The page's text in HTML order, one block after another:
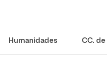
Humanidades CC. de